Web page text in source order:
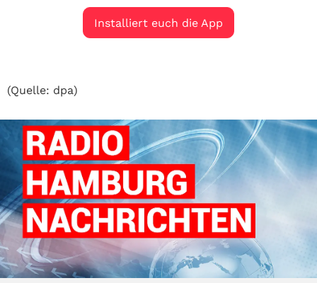
Installiert euch die App
(Quelle: dpa)